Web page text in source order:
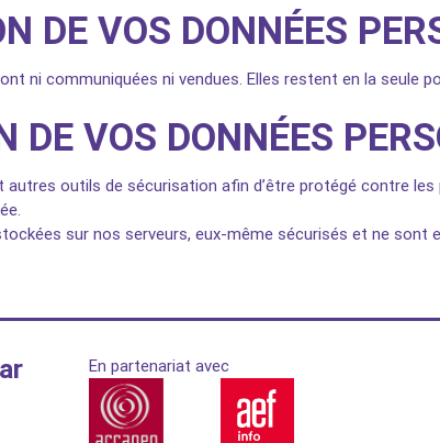
DE VOS DONNÉES
ni communiquées ni vendues. Elles restent en la seule
DE VOS DONNÉES
outils de sécurisation afin d’être protégé contre
sur nos serveurs, eux-même sécurisés et ne sont
En partenariat avec